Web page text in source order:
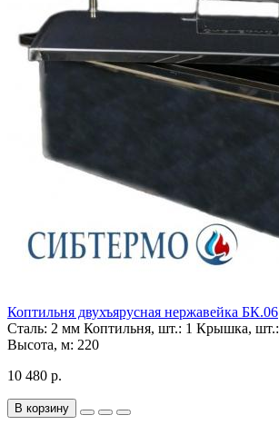
Коптильня двухъярусная нержавейка БК.06
Сталь: 2 мм Коптильня, шт.: 1 Крышка, шт.:
Высота, м: 220
10 480 р.
В корзину